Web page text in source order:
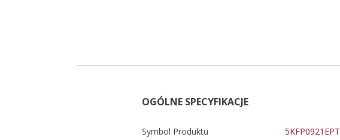
OGÓLNE SPECYFIKACJE
Symbol Produktu 5KFP0921EPT